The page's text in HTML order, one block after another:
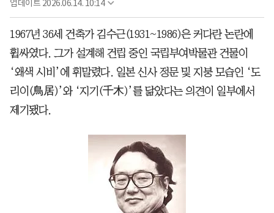
업데이트 2026.06.14. 10:14
1967년 36세 건축가 김수근(1931~1986)은 커다란 논란에
휩싸였다. 그가 설계해 건립 중인 국립부여박물관 건물이
‘왜색 시비’에 휘말렸다. 일본 신사 정문 및 지붕 모습인 ‘도
리이(鳥居)’와 ‘지기(千木)’를 닮았다는 의견이 일부에서
제기됐다.